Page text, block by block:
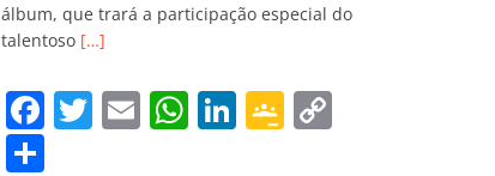
álbum, que trará a participação especial do
talentoso […]
F T E W Li G